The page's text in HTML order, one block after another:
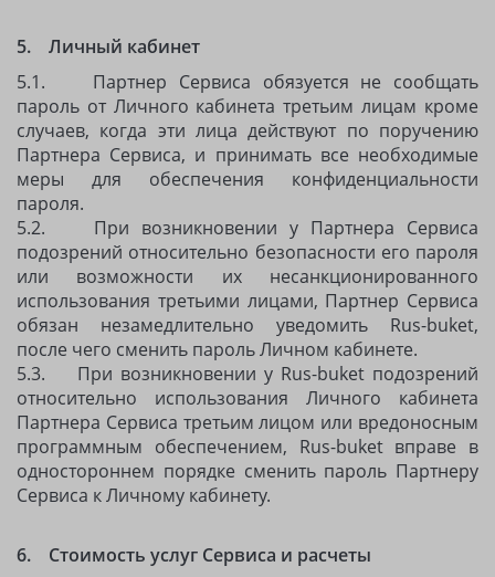
5. Личный кабинет
5.1. Партнер Сервиса обязуется не сообщать
пароль от Личного кабинета третьим лицам кроме
случаев, когда эти лица действуют по поручению
Партнера Сервиса, и принимать все необходимые
меры для обеспечения конфиденциальности
пароля.
5.2. При возникновении у Партнера Сервиса
подозрений относительно безопасности его пароля
или возможности их несанкционированного
использования третьими лицами, Партнер Сервиса
обязан незамедлительно уведомить Rus-buket,
после чего сменить пароль Личном кабинете.
5.3. При возникновении у Rus-buket подозрений
относительно использования Личного кабинета
Партнера Сервиса третьим лицом или вредоносным
программным обеспечением, Rus-buket вправе в
одностороннем порядке сменить пароль Партнеру
Сервиса к Личному кабинету.
6. Стоимость услуг Сервиса и расчеты